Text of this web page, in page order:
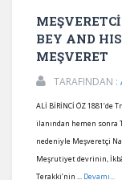
BEY AND
MEŞVERET
TARAFINDAN :
ALİ BİRİNCİ ÖZ 1881’de
ilanından hemen sonra
nedeniyle Meşveretçi
Meşrutiyet devrinin,
Terakki’nin ... Devamı...